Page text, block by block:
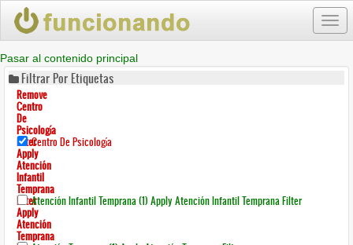
Pasar al contenido principal
Filtrar Por Etiquetas
Remove
Centro
De
Psicología
FilterCentro De Psicología
Apply
Atención
Infantil
Temprana
FilterAtención Infantil Temprana (1) Apply Atención Infantil Temprana Filter
Apply
Atención
Temprana